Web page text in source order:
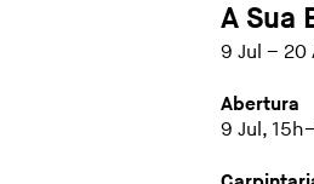
A Sua
9 Jul – 20
Abertura
9 Jul,